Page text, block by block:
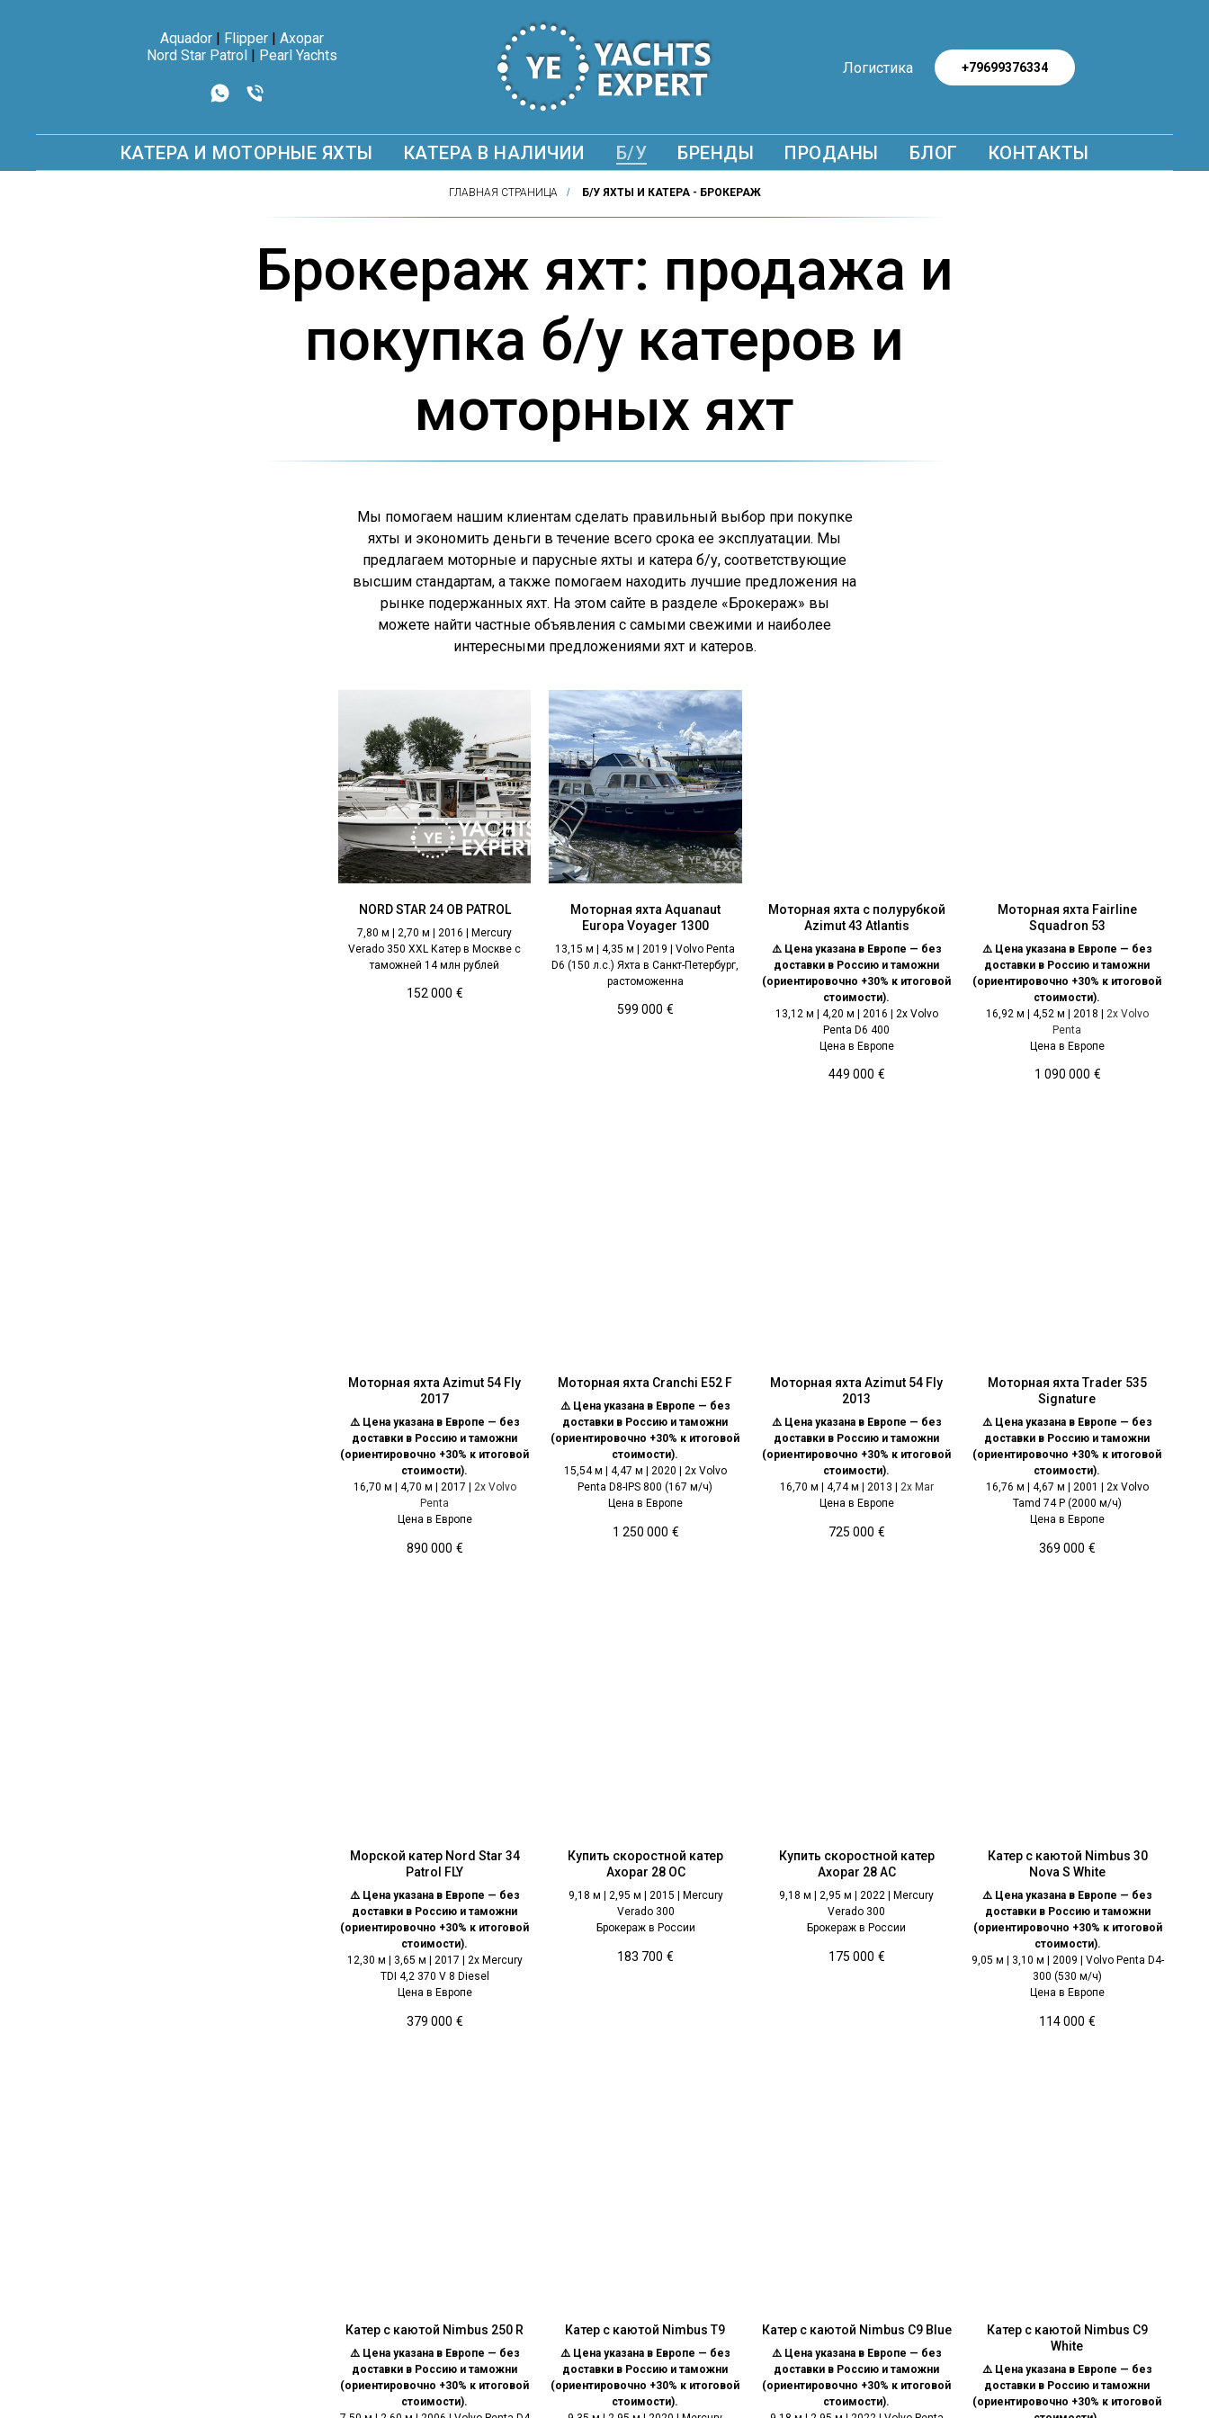
Aquador | Flipper | Axopar
Nord Star Patrol | Pearl Yachts
Логистика +79699376334
КАТЕРА И МОТОРНЫЕ ЯХТЫ КАТЕРА В НАЛИЧИИ Б/У БРЕНДЫ ПРОДАНЫ БЛОГ КОНТАКТЫ
ГЛАВНАЯ СТРАНИЦА / Б/У ЯХТЫ И КАТЕРА - БРОКЕРАЖ
Брокераж яхт: продажа и
покупка б/у катеров и
моторных яхт
Мы помогаем нашим клиентам сделать правильный выбор при покупке
яхты и экономить деньги в течение всего срока ее эксплуатации. Мы
предлагаем моторные и парусные яхты и катера б/у, соответствующие
высшим стандартам, а также помогаем находить лучшие предложения на
рынке подержанных яхт. На этом сайте в разделе «Брокераж» вы
можете найти частные объявления с самыми свежими и наиболее
интересными предложениями яхт и катеров.
NORD STAR 24 OB PATROL
7,80 м | 2,70 м | 2016 | Mercury
Verado 350 XXL Катер в Москве с
таможней 14 млн рублей
152 000 €
Моторная яхта Aquanaut
Europa Voyager 1300
13,15 м | 4,35 м | 2019 | Volvo Penta
D6 (150 л.с.) Яхта в Санкт-Петербург,
растоможенна
599 000 €
Моторная яхта с полурубкой
Azimut 43 Atlantis
⚠️ Цена указана в Европе — без
доставки в Россию и таможни
(ориентировочно +30% к итоговой
стоимости).
13,12 м | 4,20 м | 2016 | 2x Volvo
Penta D6 400
Цена в Европе
449 000 €
Моторная яхта Fairline
Squadron 53
⚠️ Цена указана в Европе — без
доставки в Россию и таможни
(ориентировочно +30% к итоговой
стоимости).
16,92 м | 4,52 м | 2018 | 2x Volvo
Penta
Цена в Европе
1 090 000 €
Моторная яхта Azimut 54 Fly
2017
⚠️ Цена указана в Европе — без
доставки в Россию и таможни
(ориентировочно +30% к итоговой
стоимости).
16,70 м | 4,70 м | 2017 | 2x Volvo
Penta
Цена в Европе
890 000 €
Моторная яхта Cranchi E52 F
⚠️ Цена указана в Европе — без
доставки в Россию и таможни
(ориентировочно +30% к итоговой
стоимости).
15,54 м | 4,47 м | 2020 | 2x Volvo
Penta D8-IPS 800 (167 м/ч)
Цена в Европе
1 250 000 €
Моторная яхта Azimut 54 Fly
2013
⚠️ Цена указана в Европе — без
доставки в Россию и таможни
(ориентировочно +30% к итоговой
стоимости).
16,70 м | 4,74 м | 2013 | 2x Mar
Цена в Европе
725 000 €
Моторная яхта Trader 535
Signature
⚠️ Цена указана в Европе — без
доставки в Россию и таможни
(ориентировочно +30% к итоговой
стоимости).
16,76 м | 4,67 м | 2001 | 2x Volvo
Tamd 74 P (2000 м/ч)
Цена в Европе
369 000 €
Морской катер Nord Star 34
Patrol FLY
⚠️ Цена указана в Европе — без
доставки в Россию и таможни
(ориентировочно +30% к итоговой
стоимости).
12,30 м | 3,65 м | 2017 | 2x Mercury
TDI 4,2 370 V 8 Diesel
Цена в Европе
379 000 €
Купить скоростной катер
Axopar 28 OC
9,18 м | 2,95 м | 2015 | Mercury
Verado 300
Брокераж в России
183 700 €
Купить скоростной катер
Axopar 28 AC
9,18 м | 2,95 м | 2022 | Mercury
Verado 300
Брокераж в России
175 000 €
Катер с каютой Nimbus 30
Nova S White
⚠️ Цена указана в Европе — без
доставки в Россию и таможни
(ориентировочно +30% к итоговой
стоимости).
9,05 м | 3,10 м | 2009 | Volvo Penta D4-
300 (530 м/ч)
Цена в Европе
114 000 €
Катер с каютой Nimbus 250 R
⚠️ Цена указана в Европе — без
доставки в Россию и таможни
(ориентировочно +30% к итоговой
стоимости).
Катер с каютой Nimbus T9
⚠️ Цена указана в Европе — без
доставки в Россию и таможни
(ориентировочно +30% к итоговой
стоимости).
Катер с каютой Nimbus C9 Blue
⚠️ Цена указана в Европе — без
доставки в Россию и таможни
(ориентировочно +30% к итоговой
стоимости).
Катер с каютой Nimbus C9
White
⚠️ Цена указана в Европе — без
доставки в Россию и таможни
(ориентировочно +30% к итоговой